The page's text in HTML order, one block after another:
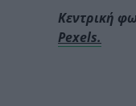
Κεντρική
Pexels.